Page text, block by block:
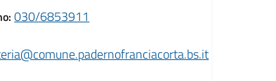
030/6853911